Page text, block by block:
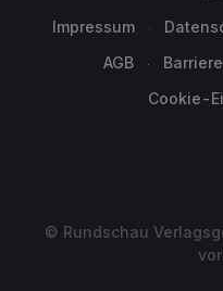
Impressum
AGB
Cookie-
© Rundschau